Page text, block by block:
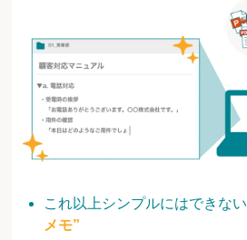
これ以上シンプルにはできない
メモ”